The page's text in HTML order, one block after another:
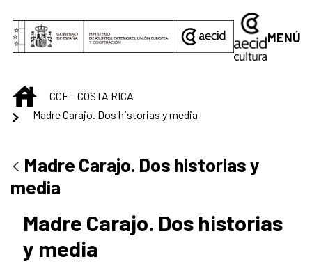
MENÚ
INICIO
CCE - COSTA RICA
Madre Carajo. Dos historias y media
Madre Carajo. Dos historias y
media
Madre Carajo. Dos historias
y media